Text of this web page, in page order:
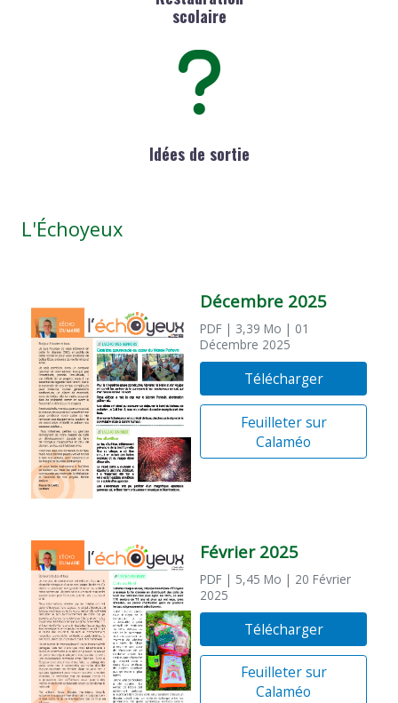
scolaire
Idées de sortie
L'Échoyeux
Décembre 2025
PDF | 3,39 Mo | 01
Décembre 2025
Télécharger
Feuilleter sur
Calaméo
Février 2025
PDF | 5,45 Mo | 20 Février
2025
Télécharger
Feuilleter sur
Calaméo